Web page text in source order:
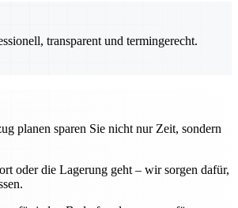
transparent und termingerecht.
planen sparen Sie nicht nur Zeit, sondern
oder die Lagerung geht – wir sorgen dafür,